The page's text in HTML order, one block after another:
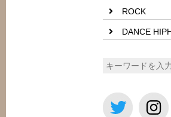
ROCK
DANCE